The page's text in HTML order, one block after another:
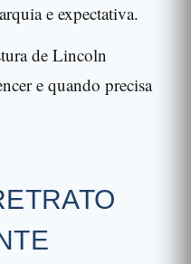
e expectativa.
de Lincoln
e quando precisa